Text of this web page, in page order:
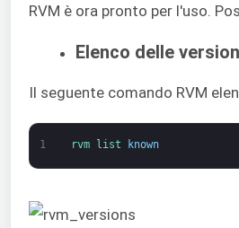
RVM è ora pronto per l'uso.
Elenco delle
Il seguente comando RVM
1 rvm list known